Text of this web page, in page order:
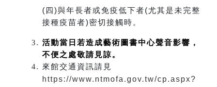
( 四)與年長者或免疫低下者(尤其是未完整
接種疫苗者)密切接觸時。
活動當日若造成藝術圖書中心聲音影響，
不便之處敬請見諒。
來館交通資訊請見
https://www.ntmofa.gov.tw/cp.aspx?